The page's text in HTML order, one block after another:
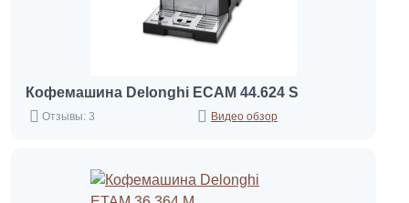
Кофемашина Delonghi ECAM 44.624 S
Отзывы: 3 Видео обзор